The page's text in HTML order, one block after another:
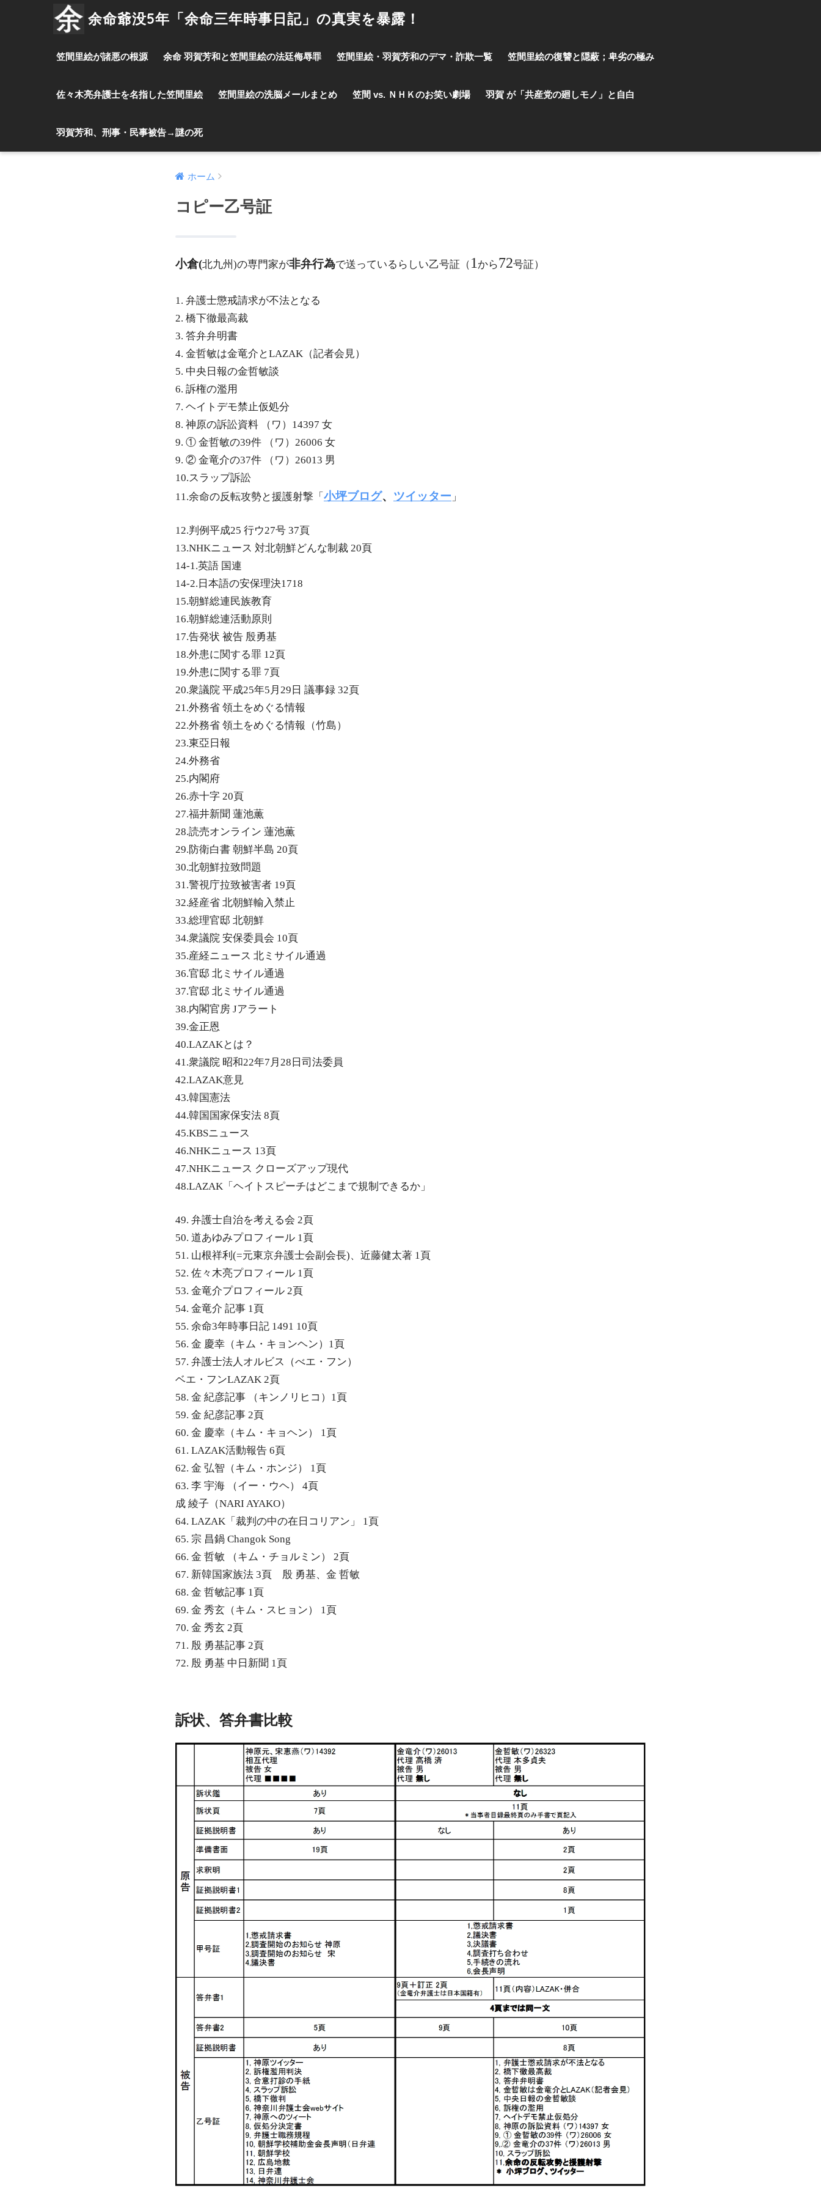
余命爺没5年「余命三年時事日記」の真実を暴露！
笠間里絵が諸悪の根源 余命 羽賀芳和と笠間里絵の法廷侮辱罪 笠間里絵・羽賀芳和のデマ・詐欺一覧 笠間里絵の復讐と隠蔽；卑劣の極み
佐々木亮弁護士を名指した笠間里絵 笠間里絵の洗脳メールまとめ 笠間 vs. ＮＨＫのお笑い劇場 羽賀 が「共産党の廻しモノ」と自白
羽賀芳和、刑事・民事被告→謎の死
ホーム
コピー乙号証
小倉(北九州)の専門家が非弁行為で送っているらしい乙号証（ 1 から72号証）
1. 弁護士懲戒請求が不法となる
2. 橋下徹最高裁
3. 答弁弁明書
4. 金哲敏は金竜介とLAZAK（記者会見）
5. 中央日報の金哲敏談
6. 訴権の濫用
7. ヘイトデモ禁止仮処分
8. 神原の訴訟資料 （ワ）14397 女
9. ① 金哲敏の39件 （ワ）26006 女
9. ② 金竜介の37件 （ワ）26013 男
10.スラップ訴訟
11.余命の反転攻勢と援護射撃「 小坪ブログ、 ツイッター 」
12.判例平成25 行ウ27号 37頁
13.NHKニュース 対北朝鮮どんな制裁 20頁
14-1.英語 国連
14-2.日本語の安保理決1718
15.朝鮮総連民族教育
16.朝鮮総連活動原則
17.告発状 被告 殷勇基
18.外患に関する罪 12頁
19.外患に関する罪 7頁
20.衆議院 平成25年5月29日 議事録 32頁
21.外務省 領土をめぐる情報
22.外務省 領土をめぐる情報（竹島）
23.東亞日報
24.外務省
25.内閣府
26.赤十字 20頁
27.福井新聞 蓮池薫
28.読売オンライン 蓮池薫
29.防衛白書 朝鮮半島 20頁
30.北朝鮮拉致問題
31.警視庁拉致被害者 19頁
32.経産省 北朝鮮輸入禁止
33.総理官邸 北朝鮮
34.衆議院 安保委員会 10頁
35.産経ニュース 北ミサイル通過
36.官邸 北ミサイル通過
37.官邸 北ミサイル通過
38.内閣官房 Jアラート
39.金正恩
40.LAZAKとは？
41.衆議院 昭和22年7月28日司法委員
42.LAZAK意見
43.韓国憲法
44.韓国国家保安法 8頁
45.KBSニュース
46.NHKニュース 13頁
47.NHKニュース クローズアップ現代
48.LAZAK「ヘイトスピーチはどこまで規制できるか」
49. 弁護士自治を考える会 2頁
50. 道あゆみプロフィール 1頁
51. 山根祥利(=元東京弁護士会副会長)、近藤健太著 1頁
52. 佐々木亮プロフィール 1頁
53. 金竜介プロフィール 2頁
54. 金竜介 記事 1頁
55. 余命3年時事日記 1491 10頁
56. 金 慶幸（キム・キョンヘン）1頁
57. 弁護士法人オルビス（べエ・フン）
ベエ・フンLAZAK 2頁
58. 金 紀彦記事 （キンノリヒコ）1頁
59. 金 紀彦記事 2頁
60. 金 慶幸（キム・キョヘン） 1頁
61. LAZAK活動報告 6頁
62. 金 弘智（キム・ホンジ） 1頁
63. 李 宇海 （イー・ウヘ） 4頁
成 綾子（NARI AYAKO）
64. LAZAK「裁判の中の在日コリアン」 1頁
65. 宗 昌鍋 Changok Song
66. 金 哲敏 （キム・チョルミン） 2頁
67. 新韓国家族法 3頁 殷 勇基、金 哲敏
68. 金 哲敏記事 1頁
69. 金 秀玄（キム・スヒョン） 1頁
70. 金 秀玄 2頁
71. 殷 勇基記事 2頁
72. 殷 勇基 中日新聞 1頁
訴状、答弁書比較